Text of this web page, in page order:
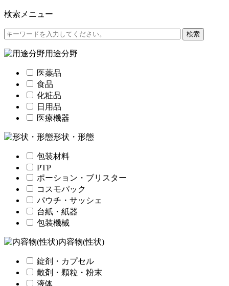
検索メニュー
用途分野
医薬品
食品
化粧品
日用品
医療機器
形状・形態
包装材料
PTP
ポーション・ブリスター
コスモパック
パウチ・サッシェ
台紙・紙器
包装機械
内容物(性状)
錠剤・カプセル
散剤・顆粒・粉末
液体